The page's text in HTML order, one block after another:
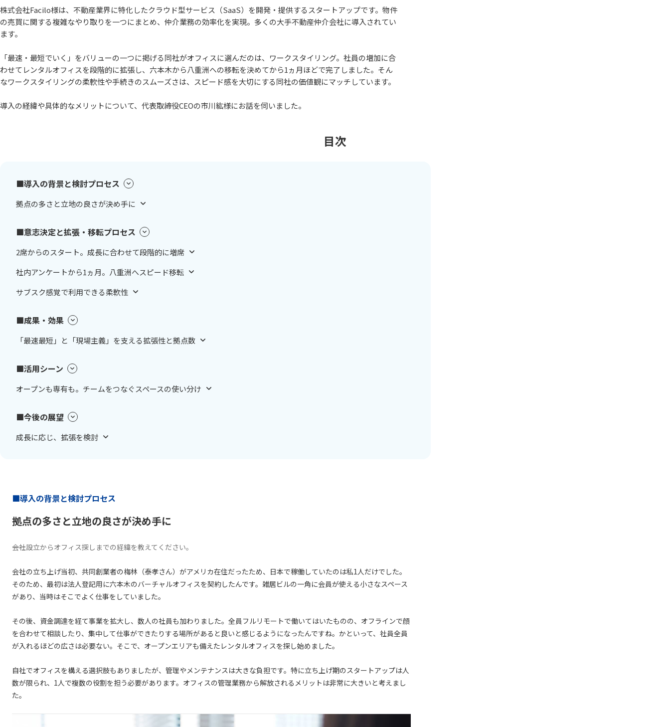
株式会社Facilo様は、不動産業界に特化したクラウド型サービス（SaaS）を開発・提供するスタートアップです。物件
の売買に関する複雑なやり取りを一つにまとめ、仲介業務の効率化を実現。多くの大手不動産仲介会社に導入されてい
ます。
「最速・最短でいく」をバリューの一つに掲げる同社がオフィスに選んだのは、ワークスタイリング。社員の増加に合
わせてレンタルオフィスを段階的に拡張し、六本木から八重洲への移転を決めてから1ヵ月ほどで完了しました。そん
なワークスタイリングの柔軟性や手続きのスムーズさは、スピード感を大切にする同社の価値観にマッチしています。
導入の経緯や具体的なメリットについて、代表取締役CEOの市川紘様にお話を伺いました。
目次
■導入の背景と検討プロセス
拠点の多さと立地の良さが決め手に
■意志決定と拡張・移転プロセス
2席からのスタート。成長に合わせて段階的に増席
社内アンケートから1ヵ月。八重洲へスピード移転
サブスク感覚で利用できる柔軟性
■成果・効果
「最速最短」と「現場主義」を支える拡張性と拠点数
■活用シーン
オープンも専有も。チームをつなぐスペースの使い分け
■今後の展望
成長に応じ、拡張を検討
■導入の背景と検討プロセス
拠点の多さと立地の良さが決め手に
――会社設立からオフィス探しまでの経緯を教えてください。
会社の立ち上げ当初、共同創業者の梅林（泰孝さん）がアメリカ在住だったため、日本で稼働していたのは私1人だけでした。
そのため、最初は法人登記用に六本木のバーチャルオフィスを契約したんです。雑居ビルの一角に会員が使える小さなスペース
があり、当時はそこでよく仕事をしていました。
その後、資金調達を経て事業を拡大し、数人の社員も加わりました。全員フルリモートで働いてはいたものの、オフラインで顔
を合わせて相談したり、集中して仕事ができたりする場所があると良いと感じるようになったんですね。かといって、社員全員
が入れるほどの広さは必要ない。そこで、オープンエリアも備えたレンタルオフィスを探し始めました。
自社でオフィスを構える選択肢もありましたが、管理やメンテナンスは大きな負担です。特に立ち上げ期のスタートアップは人
数が限られ、1人で複数の役割を担う必要があります。オフィスの管理業務から解放されるメリットは非常に大きいと考えまし
た。